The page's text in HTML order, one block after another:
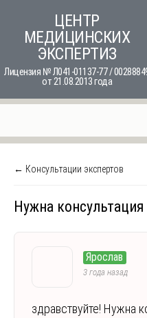
content
ЦЕНТР
МЕДИЦИНСКИХ
ЭКСПЕРТИЗ
Лицензия № Л041-01137-77 /
от 21.08.2013 года
← Консультации экспертов
Нужна
Ярослав
3 года назад
здравствуйте! Нужна